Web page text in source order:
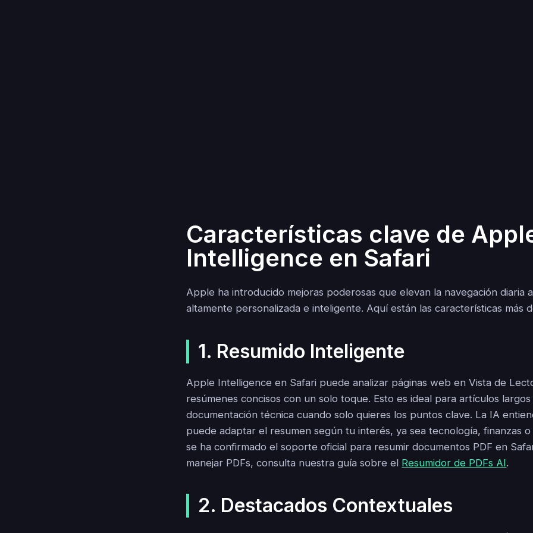
Características clave de
Intelligence en Safari
Apple ha introducido mejoras poderosas que elevan la navegación diaria
altamente personalizada e inteligente. Aquí están las características más
1. Resumido Inteligente
Apple Intelligence en Safari puede analizar páginas web en Vista de
resúmenes concisos con un solo toque. Esto es ideal para artículos
documentación técnica cuando solo quieres los puntos clave. La IA
puede adaptar el resumen según tu interés, ya sea tecnología, finanzas
se ha confirmado el soporte oficial para resumir documentos PDF en
manejar PDFs, consulta nuestra guía sobre el Resumidor de PDFs AI.
2. Destacados Contextuales